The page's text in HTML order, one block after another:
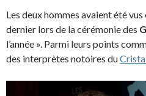
Les deux hommes avaient été
dernier lors de la cérémonie des
l’année ». Parmi leurs points
des interprètes notoires du